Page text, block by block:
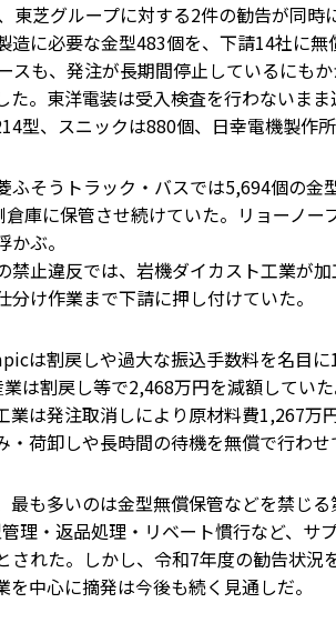
東芝グループに対する2件の勧告が同
造に必要な金型483個を、下請14社に
も、発注が長期間停止しているにも
た。東洋電装は受入検査を行わないま
型、スニックは880個、日幸電機製作
ふそうトラック・バスでは5,694個の
庫に保管させ続けていた。リョーノ
ぶ。
禁止違反では、岩機ダイカスト工業が
け作業まで下請に押し付けていた。
は割戻しや過大な振込手数料を名目
は割戻し等で2,468万円を減額してい
業は発注取消しにより原材料費1,267
荷卸しや長時間の待機を無償で行わせ
最も多いのは金型無償保管などを禁じ
理・返品処理・リベート慣行など、
された。しかし、令和7年度の勧告状
中心に摘発は今後も続く見通しだ。